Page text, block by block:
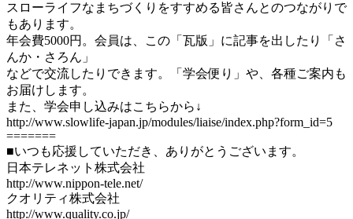
スローライフなまちづくりをすすめる皆さんとのつながりで
もあります。
年会費5000円。会員は、この「瓦版」に記事を出したり「さ
んか・さろん」
などで交流したりできます。「学会便り」や、各種ご案内も
お届けします。
また、学会申し込みはこちらから↓
http://www.slowlife-japan.jp/modules/liaise/index.php?form_id=5
=======
■いつも応援していただき、ありがとうございます。
日本テレネット株式会社
http://www.nippon-tele.net/
クオリティ株式会社
http://www.quality.co.jp/